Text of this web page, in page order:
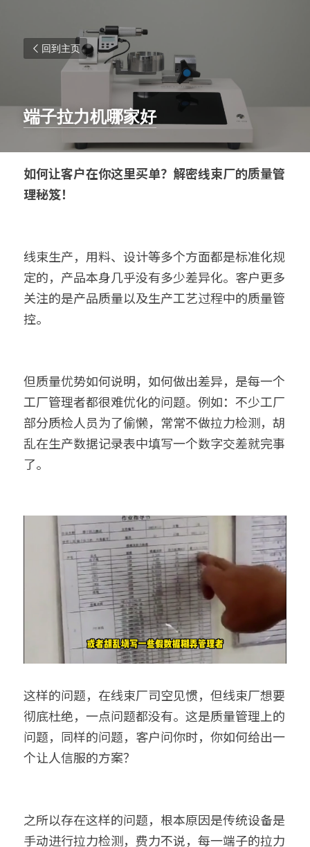
回到主页
端子拉力机哪家好
如何让客户在你这里买单？解密线束厂的质量管
理秘笈！
线束生产，用料、设计等多个方面都是标准化规
定的，产品本身几乎没有多少差异化。客户更多
关注的是产品质量以及生产工艺过程中的质量管
控。
但质量优势如何说明，如何做出差异，是每一个
工厂管理者都很难优化的问题。例如：不少工厂
部分质检人员为了偷懒，常常不做拉力检测，胡
乱在生产数据记录表中填写一个数字交差就完事
了。
这样的问题，在线束厂司空见惯，但线束厂想要
彻底杜绝，一点问题都没有。这是质量管理上的
问题，同样的问题，客户问你时，你如何给出一
个让人信服的方案？
之所以存在这样的问题，根本原因是传统设备是
手动进行拉力检测，费力不说，每一端子的拉力